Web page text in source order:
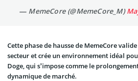
— MemeCore (@MemeCore_M)
Cette phase de hausse de MemeCore
secteur et crée un environnement idéal
Doge, qui s’impose comme le
dynamique de marché.